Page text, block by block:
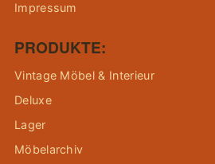
Impressum
PRODUKTE:
Vintage Möbel & Interieur
Deluxe
Lager
Möbelarchiv